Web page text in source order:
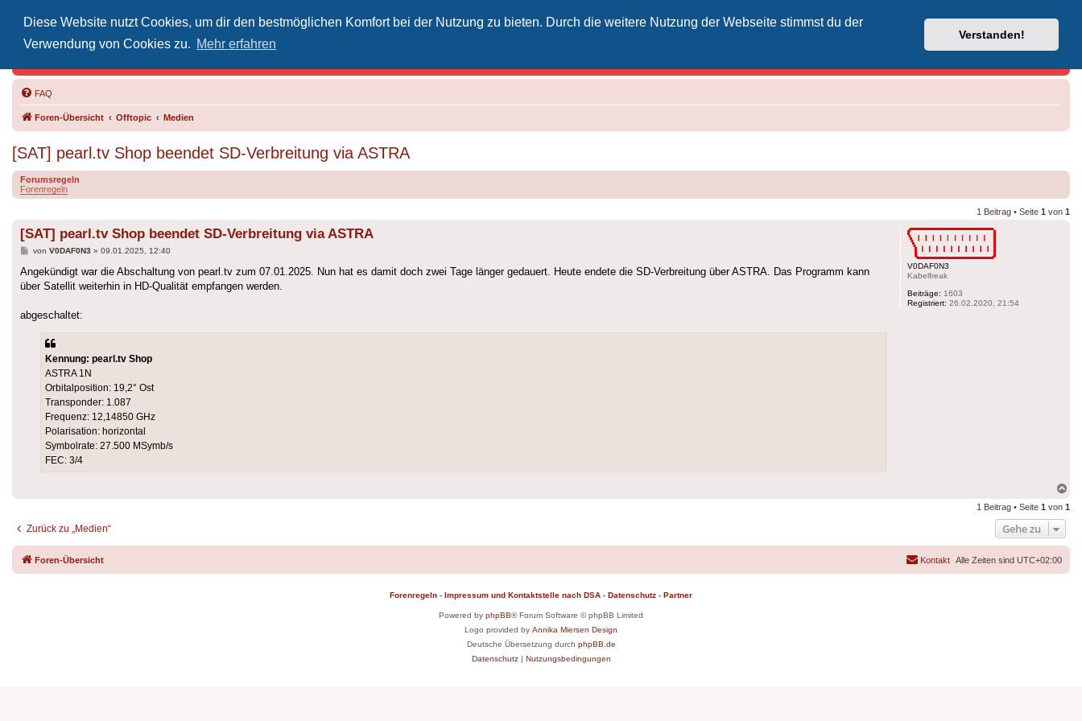
Diese Website nutzt Cookies, um dir den bestmöglichen Komfort bei der Nutzung zu bieten. Durch die weitere Nutzung der Webseite stimmst du der
Verwendung von Cookies zu. Mehr erfahren
Verstanden!
Vodafone-Kabel-Helpdesk
FAQ
Foren-Übersicht Offtopic Medien
[SAT] pearl.tv Shop beendet SD-Verbreitung via ASTRA
Forumsregeln
Forenregeln
1 Beitrag • Seite 1 von 1
V0DAF0N3
Kabelfreak
Beiträge: 1603
Registriert: 26.02.2020, 21:54
[SAT] pearl.tv Shop beendet SD-Verbreitung via ASTRA
Beitrag
von V0DAF0N3 » 09.01.2025, 12:40
Angekündigt war die Abschaltung von pearl.tv zum 07.01.2025. Nun hat es damit doch zwei Tage länger gedauert. Heute endete die SD-Verbreitung über ASTRA. Das Programm kann
über Satellit weiterhin in HD-Qualität empfangen werden.
abgeschaltet:
Kennung: pearl.tv Shop
ASTRA 1N
Orbitalposition: 19,2° Ost
Transponder: 1.087
Frequenz: 12,14850 GHz
Polarisation: horizontal
Symbolrate: 27.500 MSymb/s
FEC: 3/4
1 Beitrag • Seite 1 von 1
Zurück zu „Medien“ Gehe zu
Foren-Übersicht Alle Zeiten sind UTC+02:00
Kontakt
Forenregeln - Impressum und Kontaktstelle nach DSA - Datenschutz - Partner
Powered by phpBB® Forum Software © phpBB Limited
Logo provided by Annika Miersen Design
Deutsche Übersetzung durch phpBB.de
Datenschutz| Nutzungsbedingungen